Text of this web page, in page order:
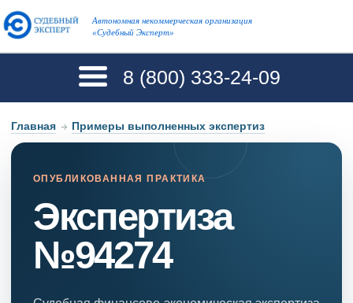
Автономная некоммерческая организация
«Судебный Эксперт»
8 (800) 333-24-09
Главная → Примеры выполненных экспертиз
ОПУБЛИКОВАННАЯ ПРАКТИКА
Экспертиза
№94274